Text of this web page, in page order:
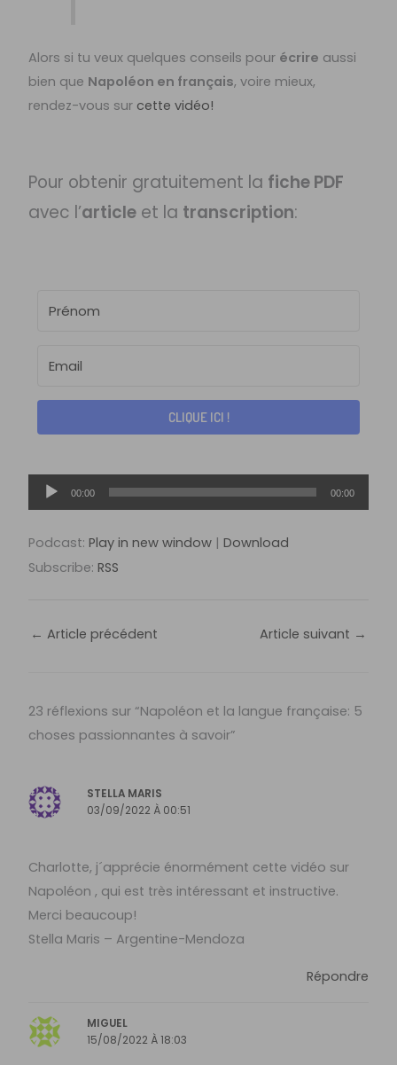
Alors si tu veux quelques conseils pour écrire aussi
bien que Napoléon en français, voire mieux,
rendez-vous sur cette vidéo!
Pour obtenir gratuitement la fiche PDF
avec l’article et la transcription:
CLIQUE ICI !
Lecteur
audio
00:00 00:00
Podcast:Play in new window |Download
Subscribe:RSS
← Article précédent Article suivant →
23 réflexions sur “Napoléon et la langue française: 5
choses passionnantes à savoir”
STELLA MARIS
03/09/2022 À 00:51
Charlotte, j´apprécie énormément cette vidéo sur
Napoléon , qui est très intéressant et instructive.
Merci beaucoup!
Stella Maris – Argentine-Mendoza
Répondre
MIGUEL
15/08/2022 À 18:03